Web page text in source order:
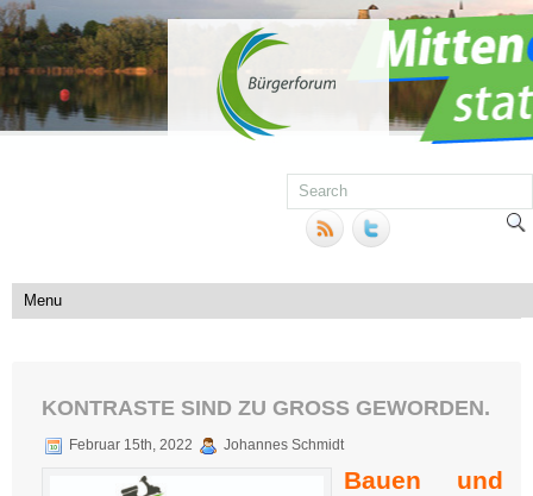
KONTRASTE SIND ZU GROSS GEWORDEN.
Februar 15th, 2022 Johannes Schmidt
Bauen und